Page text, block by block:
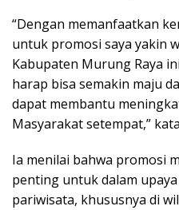
“Dengan memanfaatkan
untuk promosi saya yakin
Kabupaten Murung Raya
harap bisa semakin maju
dapat membantu
Masyarakat setempat,”
Ia menilai bahwa promosi
penting untuk dalam
pariwisata, khususnya di